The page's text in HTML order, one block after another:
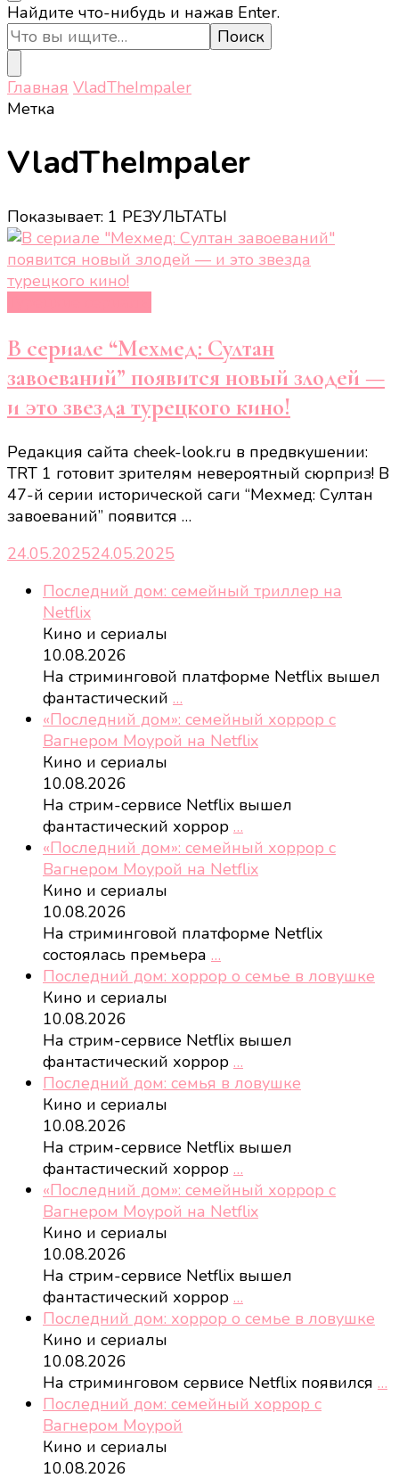
Ищите
что-
то?
Найдите что-нибудь и нажав Enter.
Главная VladTheImpaler
Метка
VladTheImpaler
Показывает: 1 РЕЗУЛЬТАТЫ
В сериале “Мехмед: Султан
завоеваний” появится новый злодей —
и это звезда турецкого кино!
Редакция сайта cheek-look.ru в предвкушении:
TRT 1 готовит зрителям невероятный сюрприз! В
47-й серии исторической саги “Мехмед: Султан
завоеваний” появится …
24.05.202524.05.2025
Последний дом: семейный триллер на
Netflix
Кино и сериалы
10.08.2026
На стриминговой платформе Netflix вышел
фантастический …
«Последний дом»: семейный хоррор с
Вагнером Моурой на Netflix
Кино и сериалы
10.08.2026
На стрим-сервисе Netflix вышел
фантастический хоррор …
«Последний дом»: семейный хоррор с
Вагнером Моурой на Netflix
Кино и сериалы
10.08.2026
На стриминговой платформе Netflix
состоялась премьера …
Последний дом: хоррор о семье в ловушке
Кино и сериалы
10.08.2026
На стрим-сервисе Netflix вышел
фантастический хоррор …
Последний дом: семья в ловушке
Кино и сериалы
10.08.2026
На стрим-сервисе Netflix вышел
фантастический хоррор …
«Последний дом»: семейный хоррор с
Вагнером Моурой на Netflix
Кино и сериалы
10.08.2026
На стрим-сервисе Netflix вышел
фантастический хоррор …
Последний дом: хоррор о семье в ловушке
Кино и сериалы
10.08.2026
На стриминговом сервисе Netflix появился …
Последний дом: семейный хоррор с
Вагнером Моурой
Кино и сериалы
10.08.2026